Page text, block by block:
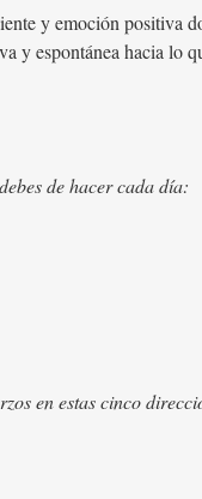
y emoción positiva
y espontánea hacia lo
de hacer cada día:
en estas cinco